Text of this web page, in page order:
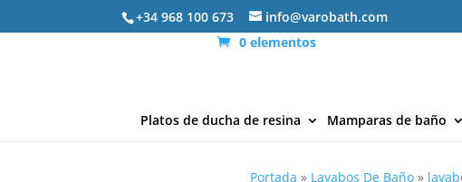
+34 968 100 673
info@varobath.com
0 elementos
Platos de ducha de resina Mamparas de baño
Portada » Lavabos De Baño »